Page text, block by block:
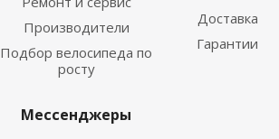
Производители
Подбор велосипеда по
росту
Доставка
Гарантии
Мессенджеры